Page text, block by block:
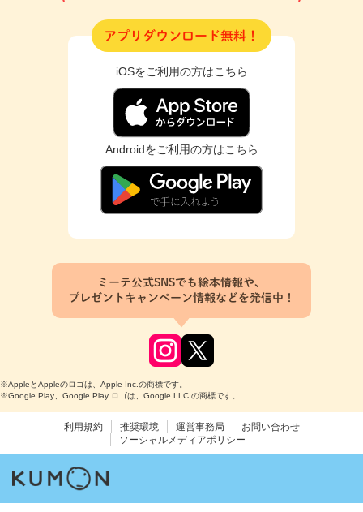
アプリダウンロード無料！
iOSをご利用の方はこちら
Androidをご利用の方はこちら
ミーテ公式SNSでも絵本情報や、
プレゼントキャンペーン情報などを発信中！
※AppleとAppleのロゴは、Apple Inc.の商標です。
※Google Play、Google Play ロゴは、Google LLC の商標です。
利用規約 推奨環境 運営事務局
お問い合わせ
ソーシャルメディアポリシー